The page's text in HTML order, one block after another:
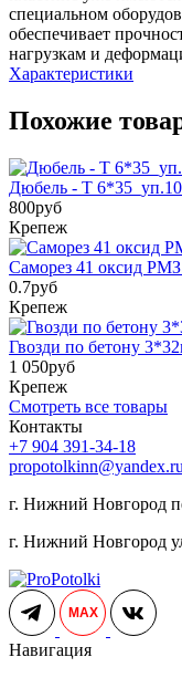
специальном
обеспечивает
нагрузкам и
Характеристики
Похожие
Дюбель - Т
800руб
Крепеж
Саморез 41 оксид
0.7руб
Крепеж
Гвозди по бетону
1 050руб
Крепеж
Смотреть все товары
Контакты
+7 904 391-34-18
propotolkinn@yandex.ru
г. Нижний Новгород
г. Нижний Новгород
MAX
Навигация